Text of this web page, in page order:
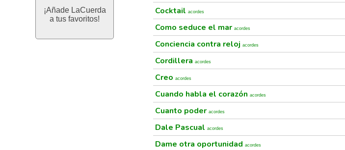
¡Añade LaCuerda
a tus favoritos!
Cocktail acordes
Como seduce el mar acordes
Conciencia contra reloj acordes
Cordillera acordes
Creo acordes
Cuando habla el corazón acordes
Cuanto poder acordes
Dale Pascual acordes
Dame otra oportunidad acordes